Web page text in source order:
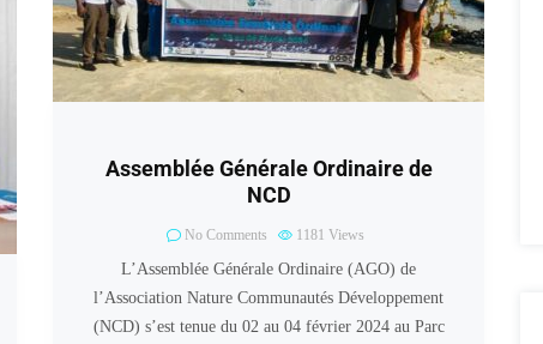
Assemblée Générale Ordinaire de
NCD
No Comments 1181 Views
L’Assemblée Générale Ordinaire (AGO) de
l’Association Nature Communautés Développement
(NCD) s’est tenue du 02 au 04 février 2024 au Parc